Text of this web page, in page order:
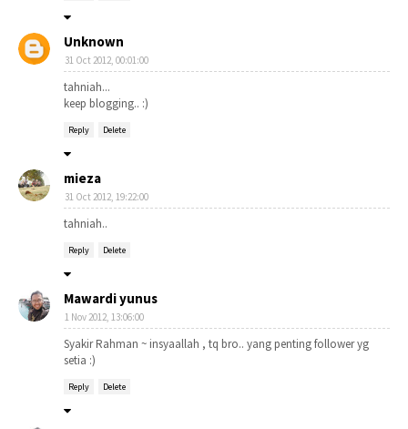
Unknown
31 Oct 2012, 00:01:00
tahniah...
keep blogging.. :)
Reply Delete
mieza
31 Oct 2012, 19:22:00
tahniah..
Reply Delete
Mawardi yunus
1 Nov 2012, 13:06:00
Syakir Rahman ~ insyaallah , tq bro.. yang penting follower yg
setia :)
Reply Delete